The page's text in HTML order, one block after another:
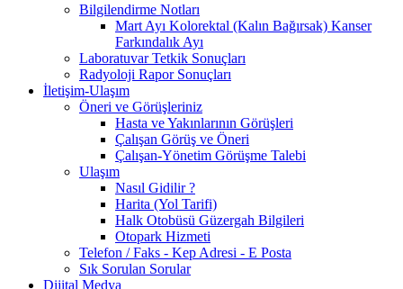
Bilgilendirme Notları
Mart Ayı Kolorektal (Kalın Bağırsak) Kanser
Farkındalık Ayı
Laboratuvar Tetkik Sonuçları
Radyoloji Rapor Sonuçları
İletişim-Ulaşım
Öneri ve Görüşleriniz
Hasta ve Yakınlarının Görüşleri
Çalışan Görüş ve Öneri
Çalışan-Yönetim Görüşme Talebi
Ulaşım
Nasıl Gidilir ?
Harita (Yol Tarifi)
Halk Otobüsü Güzergah Bilgileri
Otopark Hizmeti
Telefon / Faks - Kep Adresi - E Posta
Sık Sorulan Sorular
Dijital Medya